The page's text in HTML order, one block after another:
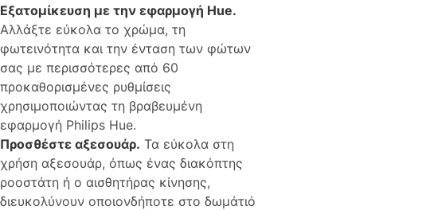
Εξατομίκευση με την εφαρμογή Hue.
Αλλάξτε εύκολα το χρώμα, τη
φωτεινότητα και την ένταση των φώτων
σας με περισσότερες από 60
προκαθορισμένες ρυθμίσεις
χρησιμοποιώντας τη βραβευμένη
εφαρμογή Philips Hue.
Προσθέστε αξεσουάρ. Τα εύκολα στη
χρήση αξεσουάρ, όπως ένας διακόπτης
ροοστάτη ή ο αισθητήρας κίνησης,
διευκολύνουν οποιονδήποτε στο δωμάτιό